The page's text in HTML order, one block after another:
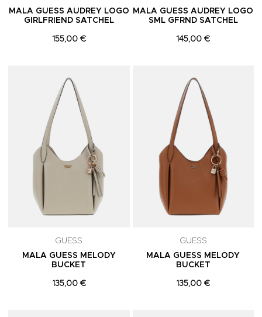
MALA GUESS AUDREY LOGO
GIRLFRIEND SATCHEL
155,00 €
MALA GUESS AUDREY LOGO
SML GFRND SATCHEL
145,00 €
GUESS
MALA GUESS MELODY
BUCKET
135,00 €
GUESS
MALA GUESS MELODY
BUCKET
135,00 €